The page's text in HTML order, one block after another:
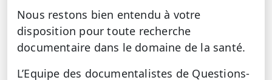
Nous restons bien entendu à votre
disposition pour toute recherche
documentaire dans le domaine de la santé.
L’Equipe des documentalistes de Questions-